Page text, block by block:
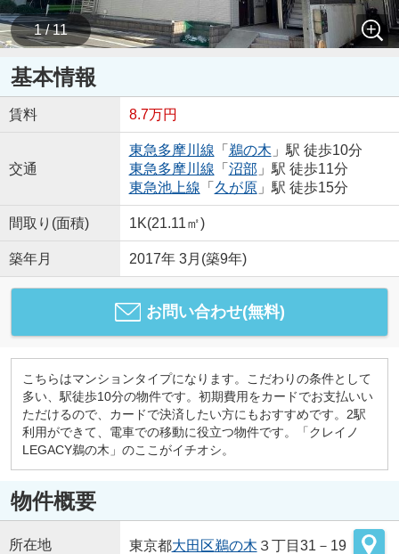
1 / 11
基本情報
賃料 8.7万円
交通
東急多摩川線 「 鵜の木 」駅 徒歩10分
東急多摩川線 「 沼部 」駅 徒歩11分
東急池上線 「 久が原」駅 徒歩15分
間取り(面積) 1K(21.11㎡)
築年月 2017年 3月(築9年)
お問い合わせ(無料)
こちらはマンションタイプになります。こだわりの条件として
多い、駅徒歩10分の物件です。初期費用をカードでお支払いい
ただけるので、カードで決済したい方にもおすすめです。2駅
利用ができて、電車での移動に役立つ物件です。「クレイノ
LEGACY鵜の木」のここがイチオシ。
物件概要
所在地 東京都大田区鵜の木 ３丁目31－19